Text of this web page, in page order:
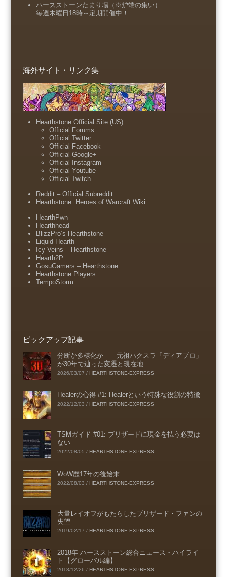
ハースストーンたまり場（※炉端の集い）
毎週木曜日18時～定期開催中！
海外サイト・リンク集
Hearthstone Official Site (US)
Official Forums
Official Twitter
Official Facebook
Official Google+
Official Instagram
Official Youtube
Official Twitch
Reddit – Official Subreddit
Hearthstone: Heroes of Warcraft Wiki
HearthPwn
Hearthhead
BlizzPro’s Hearthstone
Liquid Hearth
Icy Veins – Hearthstone
Hearth2P
GosuGamers – Hearthstone
Hearthstone Players
TempoStorm
ピックアップ記事
分断か多様化か――元祖ハクスラ「ディアブロ」
が30年で辿った変遷と現在地
2026/03/07 / HEARTHSTONE-EXPRESS
Healerの心得 #1: Healerという特殊な役割の特徴
2022/12/03 / HEARTHSTONE-EXPRESS
TSMガイド #01: ブリザードに現金を払う必要は
ない
2022/08/05 / HEARTHSTONE-EXPRESS
WoW歴17年の後始末
2022/08/03 / HEARTHSTONE-EXPRESS
大量レイオフがもたらしたブリザード・ファンの
失望
2019/02/17 / HEARTHSTONE-EXPRESS
2018年 ハースストーン総合ニュース・ハイライ
ト【グローバル編】
2018/12/26 / HEARTHSTONE-EXPRESS